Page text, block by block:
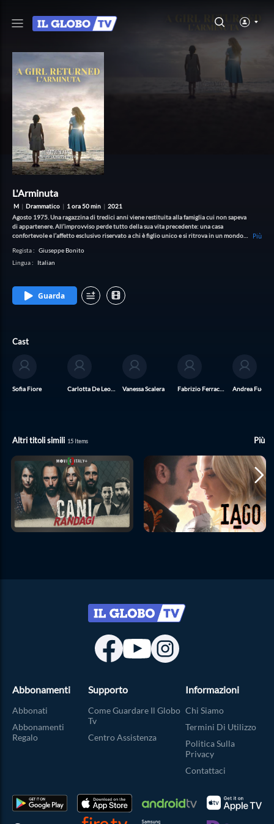
L'Arminuta
M | Drammatico | 1 ora 50 min | 2021
Agosto 1975. Una ragazzina di tredici anni viene restituita alla famiglia cui non sapeva
di appartenere. All’improvviso perde tutto della sua vita precedente: una casa
confortevole e l’affetto esclusivo riservato a chi è figlio unico e si ritrova in un mondo
piccola e buia con altri cinque fratelli.
Più
Regista: Giuseppe Bonito
Lingua: Italian
Guarda
Cast
Sofia Fiore Carlotta De Leonardis Vanessa Scalera Fabrizio Ferracane Andrea Fuorto
Altri titoli simili 15 Items Più
Abbonamenti
Abbonati
Abbonamenti
Regalo
Supporto
Come Guardare Il Globo
Tv
Centro Assistenza
Informazioni
Chi Siamo
Termini Di Utilizzo
Politica Sulla
Privacy
Contattaci